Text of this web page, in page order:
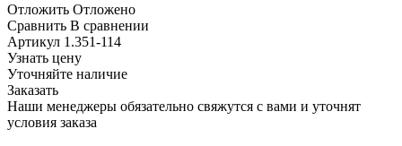
Отложить Отложено
Сравнить В сравнении
Артикул 1.351-114
Узнать цену
Уточняйте наличие
Заказать
Наши менеджеры обязательно свяжутся с вами и уточнят
условия заказа